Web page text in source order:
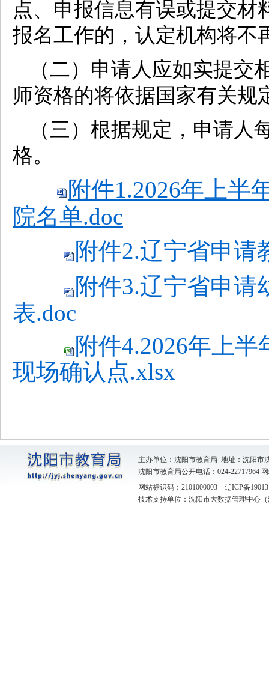
点、申报信息有误或提交材
报名工作的，认定机构将不
（二）申请人应如实提
师资格的将依据国家有关规
（三）根据规定，申请
格。
附件1.2026年上半
院名单.doc
附件2.辽宁省申请
附件3.辽宁省申请
表.doc
附件4.2026年上
现场确认点.xlsx
主办单位：沈阳市教育局 地址：沈阳
沈阳市教育局公开电话：024-22717964
网站标识码：2101000003 辽ICP备
技术支持单位：沈阳市大数据管理中心